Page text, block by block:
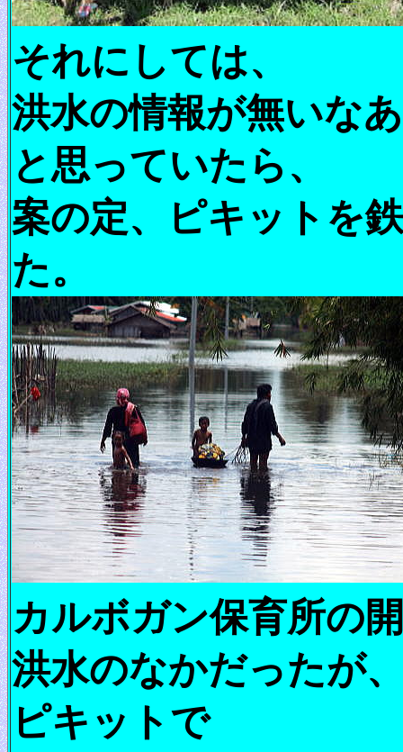
それにしては、
洪水の情報が無いな
と思っていたら、
案の定、ピキットを
た。
カルボガン保育所の
洪水のなかだったが
ピキットで